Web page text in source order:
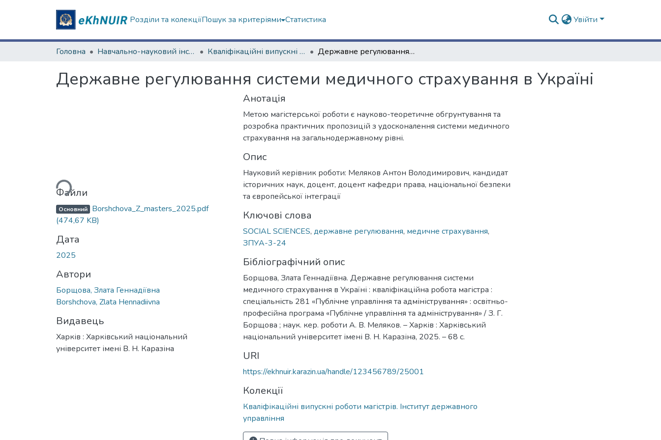
Розділи та колекціїПошук за критеріями Статистика Увійти
Головна Навчально-науковий інститут "Інститут державного управління" Кваліфікаційні випускні роботи магістрів. Інститут державного управління Державне регулювання системи медичного страхування в Україні
Державне регулювання системи медичного страхування в Україні
Вантажиться...
Файли
Основний Borshchova_Z_masters_2025.pdf
(474,67 KB)
Дата
2025
Автори
Борщова, Злата Геннадіївна
Borshchova, Zlata Hennadiivna
Видавець
Харків : Харківський національний
університет імені В. Н. Каразіна
Анотація
Метою магістерської роботи є науково-теоретичне обгрунтування та
розробка практичних пропозицій з удосконалення системи медичного
страхування на загальнодержавному рівні.
Опис
Науковий керівник роботи: Меляков Антон Володимирович, кандидат
історичних наук, доцент, доцент кафедри права, національної безпеки
та європейської інтеграції
Ключові слова
SOCIAL SCIENCES, державне регулювання, медичне страхування,
ЗПУА-3-24
Бібліографічний опис
Борщова, Злата Геннадіївна. Державне регулювання системи
медичного страхування в Україні : кваліфікаційна робота магістра :
спеціальність 281 «Публічне управління та адміністрування» : освітньо-
професійна програма «Публічне управління та адміністрування» / З. Г.
Борщова ; наук. кер. роботи А. В. Меляков. – Харків : Харківський
національний університет імені В. Н. Каразіна, 2025. – 68 с.
URI
https://ekhnuir.karazin.ua/handle/123456789/25001
Колекції
Кваліфікаційні випускні роботи магістрів. Інститут державного
управління